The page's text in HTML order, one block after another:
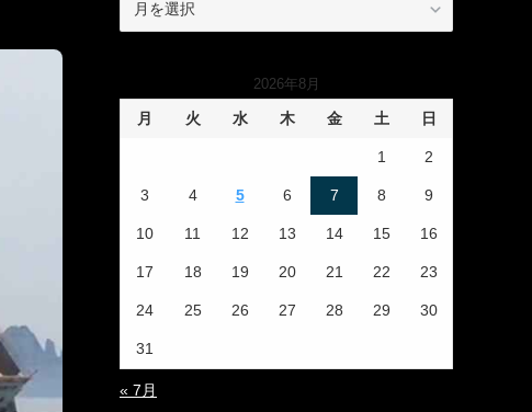
2026年8月
月 火 水 木 金 土 日
1 2
3 4 5 6 7 8 9
10 11 12 13 14 15 16
17 18 19 20 21 22 23
24 25 26 27 28 29 30
31
« 7月